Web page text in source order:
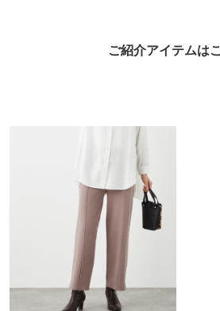
ご紹介アイテムは